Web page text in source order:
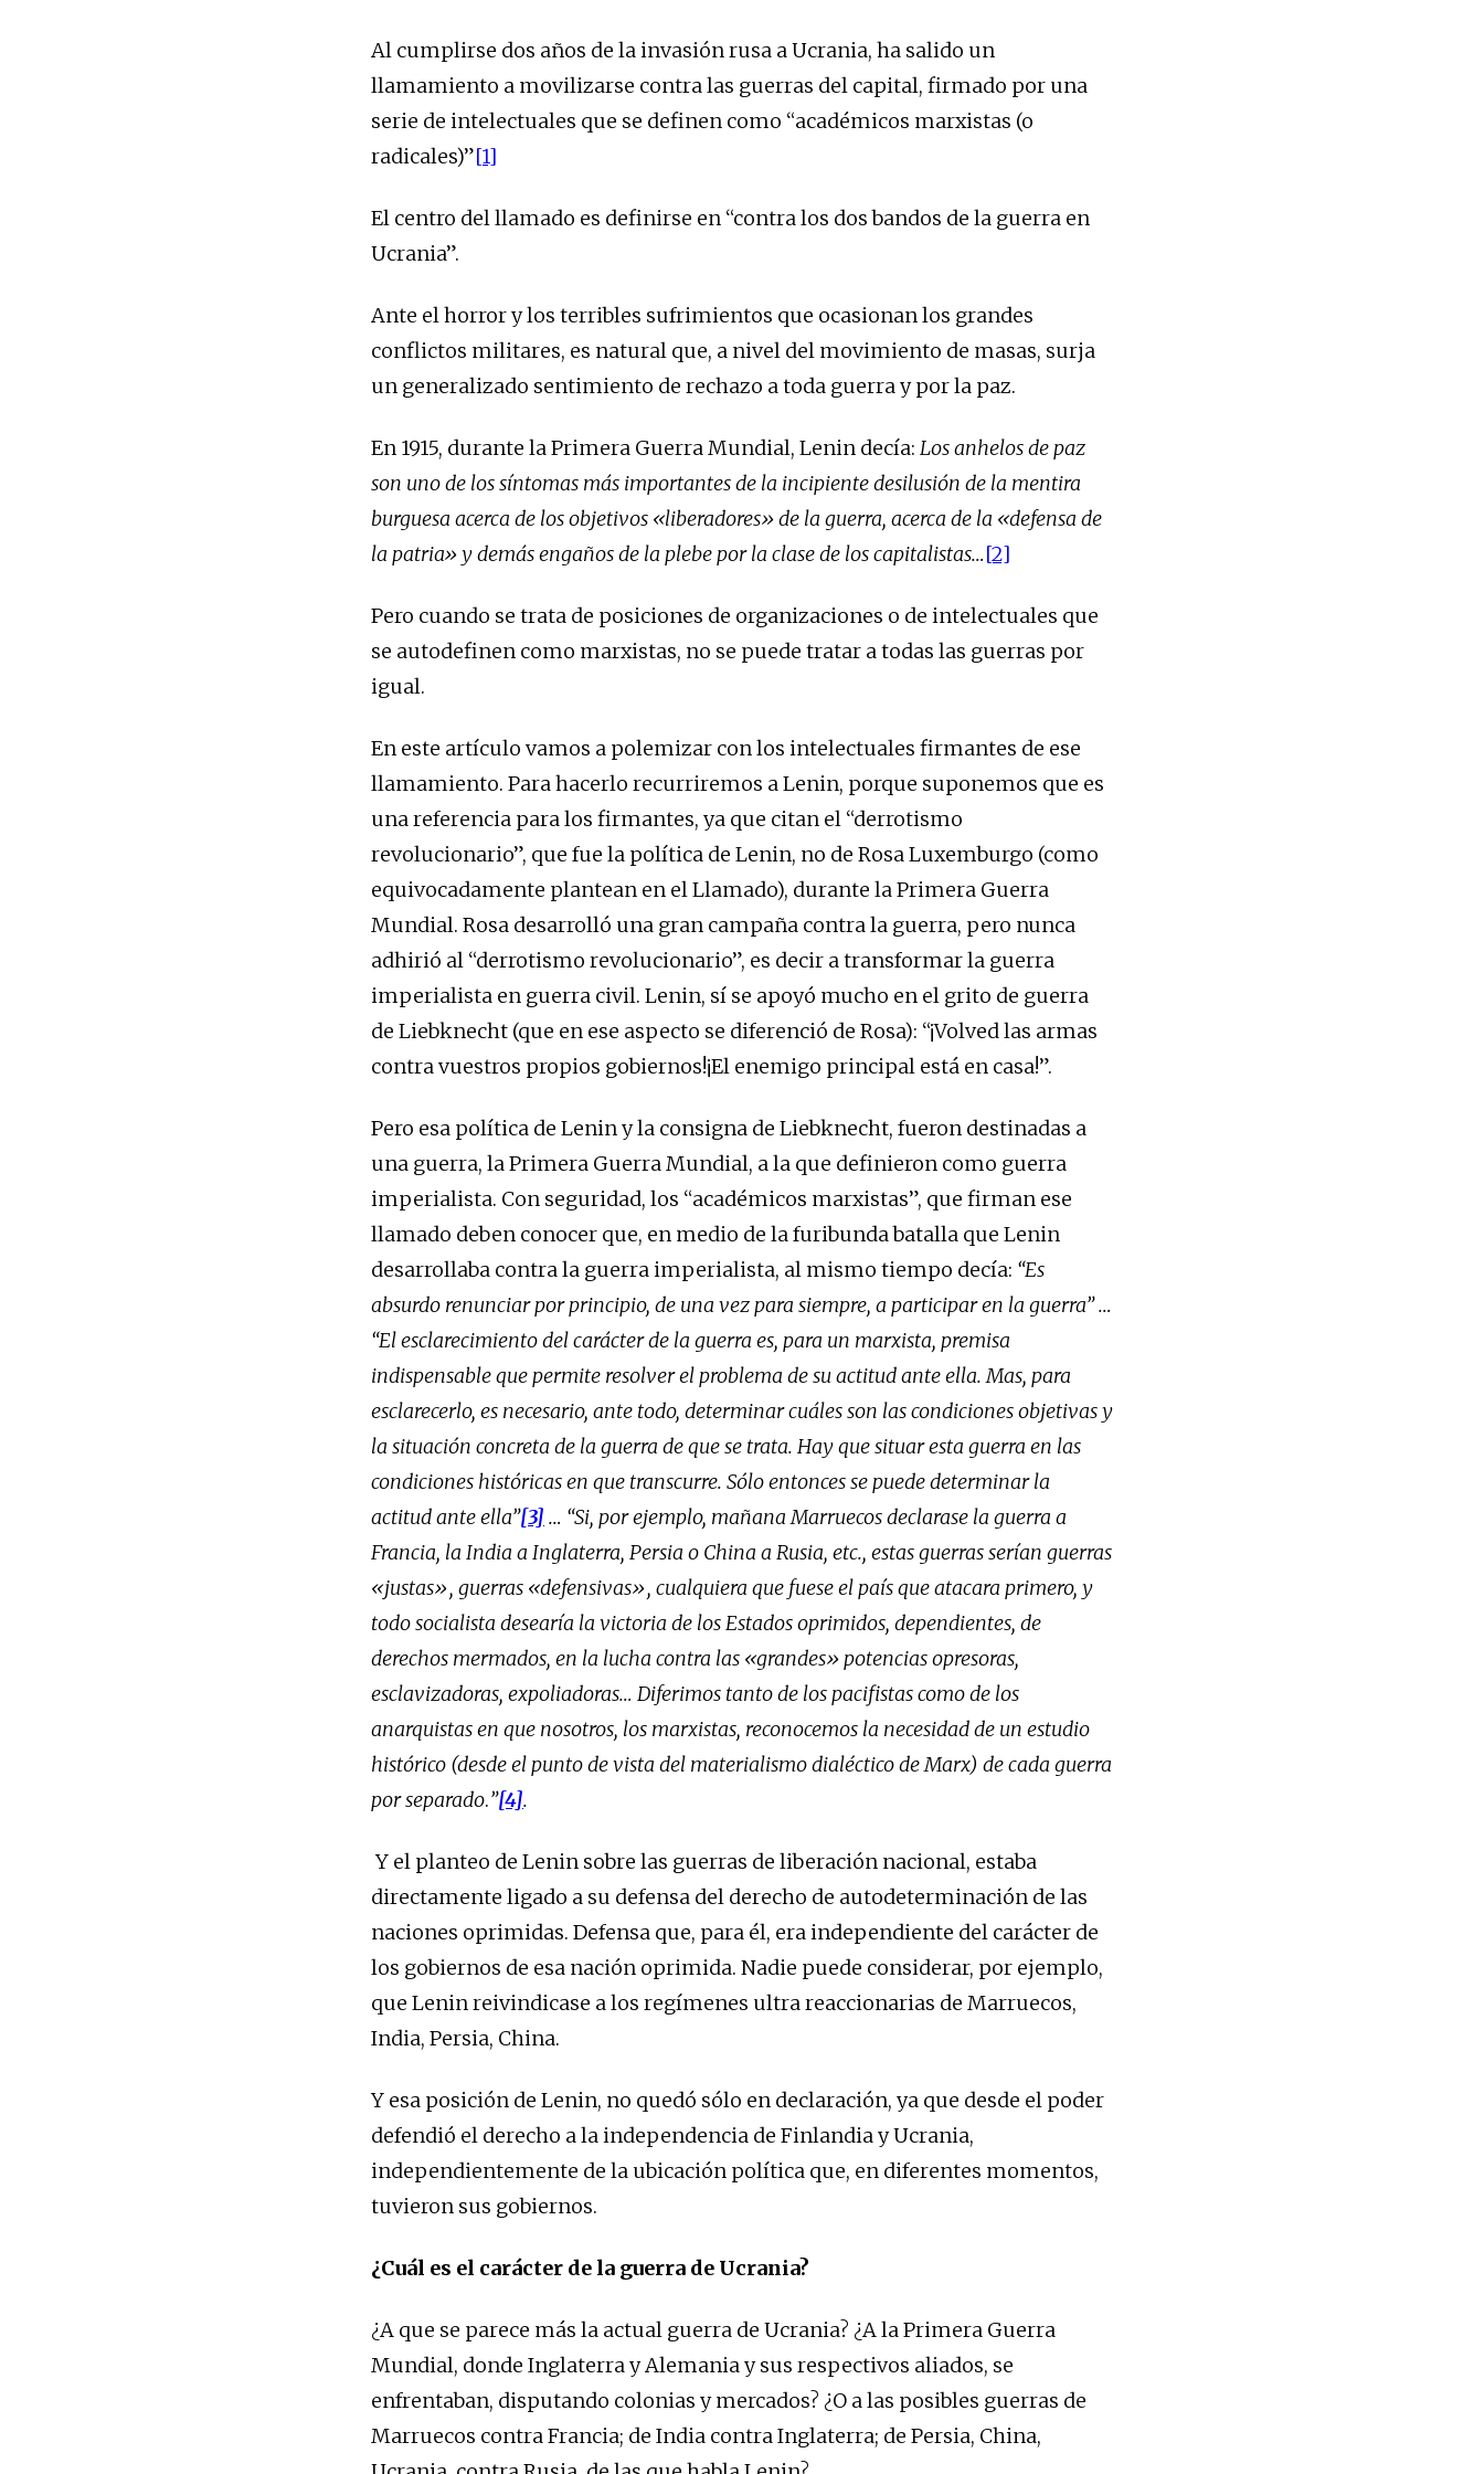
Al cumplirse dos años de la invasión rusa a Ucrania, ha salido un
llamamiento a movilizarse contra las guerras del capital, firmado por una
serie de intelectuales que se definen como “académicos marxistas (o
radicales)”[1]
El centro del llamado es definirse en “contra los dos bandos de la guerra en
Ucrania”.
Ante el horror y los terribles sufrimientos que ocasionan los grandes
conflictos militares, es natural que, a nivel del movimiento de masas, surja
un generalizado sentimiento de rechazo a toda guerra y por la paz.
En 1915, durante la Primera Guerra Mundial, Lenin decía: Los anhelos de paz
son uno de los síntomas más importantes de la incipiente desilusión de la mentira
burguesa acerca de los objetivos «liberadores» de la guerra, acerca de la «defensa de
la patria» y demás engaños de la plebe por la clase de los capitalistas…[2]
Pero cuando se trata de posiciones de organizaciones o de intelectuales que
se autodefinen como marxistas, no se puede tratar a todas las guerras por
igual.
En este artículo vamos a polemizar con los intelectuales firmantes de ese
llamamiento. Para hacerlo recurriremos a Lenin, porque suponemos que es
una referencia para los firmantes, ya que citan el “derrotismo
revolucionario”, que fue la política de Lenin, no de Rosa Luxemburgo (como
equivocadamente plantean en el Llamado), durante la Primera Guerra
Mundial. Rosa desarrolló una gran campaña contra la guerra, pero nunca
adhirió al “derrotismo revolucionario”, es decir a transformar la guerra
imperialista en guerra civil. Lenin, sí se apoyó mucho en el grito de guerra
de Liebknecht (que en ese aspecto se diferenció de Rosa): “¡Volved las armas
contra vuestros propios gobiernos!¡El enemigo principal está en casa!”.
Pero esa política de Lenin y la consigna de Liebknecht, fueron destinadas a
una guerra, la Primera Guerra Mundial, a la que definieron como guerra
imperialista. Con seguridad, los “académicos marxistas”, que firman ese
llamado deben conocer que, en medio de la furibunda batalla que Lenin
desarrollaba contra la guerra imperialista, al mismo tiempo decía: “Es
absurdo renunciar por principio, de una vez para siempre, a participar en la guerra” …
“El esclarecimiento del carácter de la guerra es, para un marxista, premisa
indispensable que permite resolver el problema de su actitud ante ella. Mas, para
esclarecerlo, es necesario, ante todo, determinar cuáles son las condiciones objetivas y
la situación concreta de la guerra de que se trata. Hay que situar esta guerra en las
condiciones históricas en que transcurre. Sólo entonces se puede determinar la
actitud ante ella”[3] … “Si, por ejemplo, mañana Marruecos declarase la guerra a
Francia, la India a Inglaterra, Persia o China a Rusia, etc., estas guerras serían guerras
«justas», guerras «defensivas», cualquiera que fuese el país que atacara primero, y
todo socialista desearía la victoria de los Estados oprimidos, dependientes, de
derechos mermados, en la lucha contra las «grandes» potencias opresoras,
esclavizadoras, expoliadoras… Diferimos tanto de los pacifistas como de los
anarquistas en que nosotros, los marxistas, reconocemos la necesidad de un estudio
histórico (desde el punto de vista del materialismo dialéctico de Marx) de cada guerra
por separado.”[4].
Y el planteo de Lenin sobre las guerras de liberación nacional, estaba
directamente ligado a su defensa del derecho de autodeterminación de las
naciones oprimidas. Defensa que, para él, era independiente del carácter de
los gobiernos de esa nación oprimida. Nadie puede considerar, por ejemplo,
que Lenin reivindicase a los regímenes ultra reaccionarias de Marruecos,
India, Persia, China.
Y esa posición de Lenin, no quedó sólo en declaración, ya que desde el poder
defendió el derecho a la independencia de Finlandia y Ucrania,
independientemente de la ubicación política que, en diferentes momentos,
tuvieron sus gobiernos.
¿Cuál es el carácter de la guerra de Ucrania?
¿A que se parece más la actual guerra de Ucrania? ¿A la Primera Guerra
Mundial, donde Inglaterra y Alemania y sus respectivos aliados, se
enfrentaban, disputando colonias y mercados? ¿O a las posibles guerras de
Marruecos contra Francia; de India contra Inglaterra; de Persia, China,